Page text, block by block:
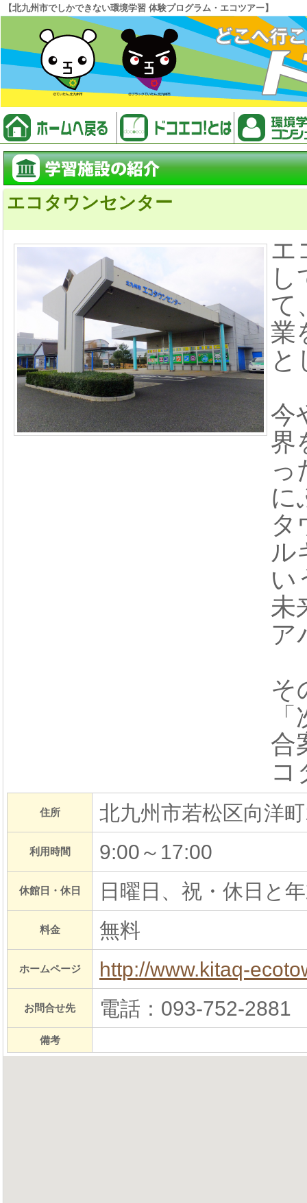
【北九州市でしかできない環境学習 体験プログラム・エコツアー】
エコタウンセンター
エ
し
て
業
と
今
界
っ
に
タ
ル
い
未
ア
そ
合
コ
住所 北九州市若松区向洋
利用時間 9:00～17:00
休館日・休日 日曜日、祝・休日と
料金 無料
ホームページ http://www.kitaq-
お問合せ先 電話：093-752-2881
備考